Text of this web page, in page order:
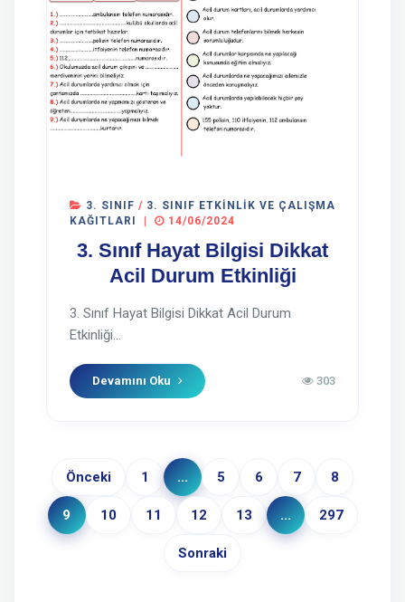
3. SINIF / 3. SINIF ETKINLIK VE ÇALIŞMA
KAĞITLARI
14/06/2024
3. Sınıf Hayat Bilgisi Dikkat
Acil Durum Etkinliği
3. Sınıf Hayat Bilgisi Dikkat Acil Durum
Etkinliği...
Devamını Oku 303
Önceki 1 ... 5 6 7 8
9 10 11 12 13 ... 297
Sonraki